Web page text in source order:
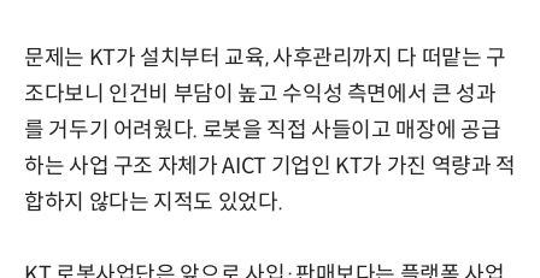
문제는 KT가 설치부터 교육, 사후관리까지 다 떠맡는 구
조다보니 인건비 부담이 높고 수익성 측면에서 큰 성과
를 거두기 어려웠다. 로봇을 직접 사들이고 매장에 공급
하는 사업 구조 자체가 AICT 기업인 KT가 가진 역량과 적
합하지 않다는 지적도 있었다.